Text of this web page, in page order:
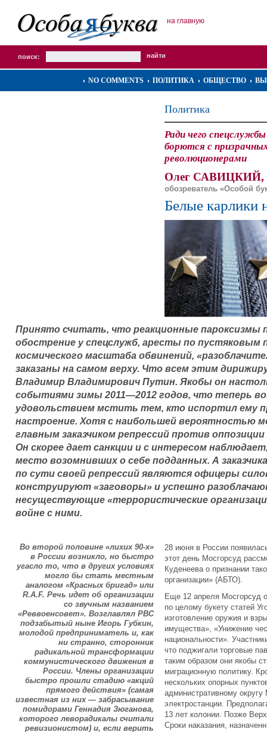
на главную
поиск:
NO COMMENTS ПОЛИТИКА ОБЩЕСТВО
Политика
Ради чего
борются с
революционерами
Олег САВИЦКИЙ,
обозреватель «Особой
Белые карлики
Принято считать, что реакционные пароксизмы
обострение у спецслужб, аресты по пустяковым
космического масштаба обвинений,
заказаны на самом верху. Что всем этим
Владимир Владимирович Путин. Якобы он
событиями зимы 2011—2012 годов, что теперь
удовольствием мстить тем, кто испортил ему
настроение. Хотя с наибольшей вероятностью
главным заказчиком репрессий против
Он скорее дает санкции и с интересом
место возомнивших о себе подданных. А
по сути своей репрессий являются офицеры
конструируют «заговоры» и успешно
несуществующие «террористические
войне с ними.
Во второй половине «лихих 90-х»
в России возникло, но быстро
угасло то, что в других условиях
могло бы стать местным
аналогом «Красных бригад» или
R.A.F. Речь идет об организации
со звучным названием
«Реввоенсовет». Возглавлял РВС
подзабытый ныне Игорь Губкин,
молодой предприниматель и, как
ни странно, сторонник
радикальной трансформации
коммунистического движения в
России. Члены организации
быстро прошли стадию «акций
прямого действия» (самая
известная из них — забрасывание
помидорами Геннадия Зюганова,
которого леворадикалы считали
ревизионистом) и, если верить
28 июня в России
этот день Мосгорсуд
Куденеева о признании
организации» (АБТО).
Еще 12 апреля Мосгорсуд
по целому букету статей
изготовление оружия и
имущества», «Унижение
национальности».
что поджигали торговые
таким образом они якобы
миграционную политику.
нескольких опорных
административному
электростанции.
13 лет колонии. Позже
Сроки наказания,